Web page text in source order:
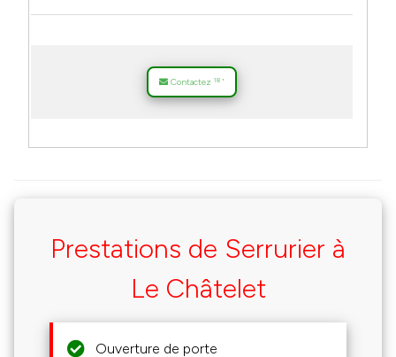
Contactez 18 *
Prestations de Serrurier à
Le Châtelet
Ouverture de porte